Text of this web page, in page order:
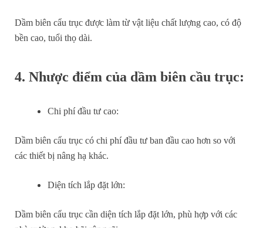
Dầm biên cẩu trục được làm từ vật liệu chất lượng cao, có độ
bền cao, tuổi thọ dài.
4. Nhược điểm của dầm biên cầu trục:
Chi phí đầu tư cao:
Dầm biên cẩu trục có chi phí đầu tư ban đầu cao hơn so với
các thiết bị nâng hạ khác.
Diện tích lắp đặt lớn:
Dầm biên cẩu trục cần diện tích lắp đặt lớn, phù hợp với các